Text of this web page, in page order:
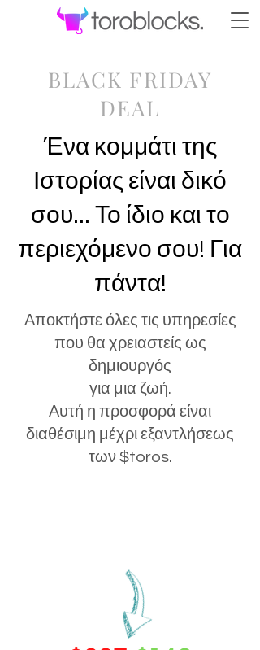
BLACK FRIDAY
DEAL
​Ένα κομμάτι της
Ιστορίας είναι δικό
σου... Το ίδιο και το
περιεχόμενο σου! Για
πάντα!
Αποκτήστε όλες τις υπηρεσίες
που θα χρειαστείς ως
δημιουργός
για μια ζωή.
Αυτή η προσφορά είναι
διαθέσιμη μέχρι εξαντλήσεως
των $toros.